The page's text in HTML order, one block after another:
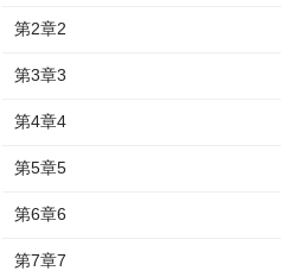
第2章2
第3章3
第4章4
第5章5
第6章6
第7章7